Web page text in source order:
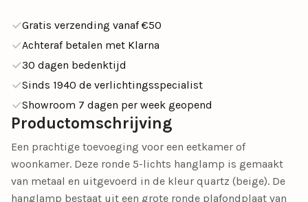
Gratis verzending vanaf €50
Achteraf betalen met Klarna
30 dagen bedenktijd
Sinds 1940 de verlichtingsspecialist
Showroom 7 dagen per week geopend
Productomschrijving
Een prachtige toevoeging voor een eetkamer of
woonkamer. Deze ronde 5-lichts hanglamp is gemaakt
van metaal en uitgevoerd in de kleur quartz (beige). De
hanglamp bestaat uit een grote ronde plafondplaat van